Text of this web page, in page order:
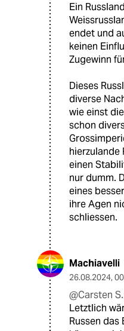
Ein
endet und
keinen
Zugewinn
Dieses
diverse
wie einst
schon
hierzulande
einen
nur dumm.
eines
ihre Agen
schliessen.
Machiavelli
26.08.2024,
@Carsten
Letztlich
Russen das